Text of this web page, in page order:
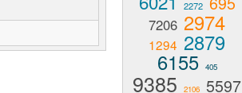
2272
7206 2974
1294 2879
6155 405
9385 2106 5597